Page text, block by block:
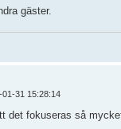
gäster.
01-31 15:28:14
det fokuseras så